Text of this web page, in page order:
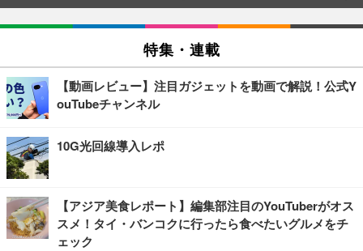
特集・連載
【動画レビュー】注目ガジェットを動画で解説！公式Y
ouTubeチャンネル
10G光回線導入レポ
【アジア美食レポート】編集部注目のYouTuberがオス
スメ！タイ・バンコクに行ったら食べたいグルメをチ
ェック